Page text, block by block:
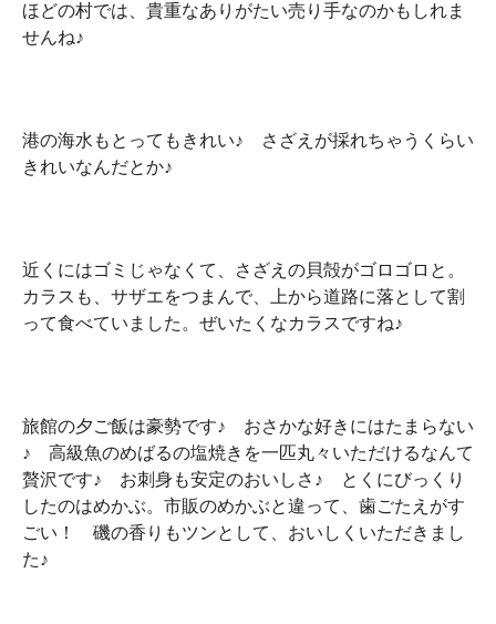
ほどの村では、貴重なありがたい売り手なのかもしれま
せんね♪
港の海水もとってもきれい♪ さざえが採れちゃうくらい
きれいなんだとか♪
近くにはゴミじゃなくて、さざえの貝殻がゴロゴロと。
カラスも、サザエをつまんで、上から道路に落として割
って食べていました。ぜいたくなカラスですね♪
旅館の夕ご飯は豪勢です♪ おさかな好きにはたまらない
♪ 高級魚のめばるの塩焼きを一匹丸々いただけるなんて
贅沢です♪ お刺身も安定のおいしさ♪ とくにびっくり
したのはめかぶ。市販のめかぶと違って、歯ごたえがす
ごい！ 磯の香りもツンとして、おいしくいただきまし
た♪